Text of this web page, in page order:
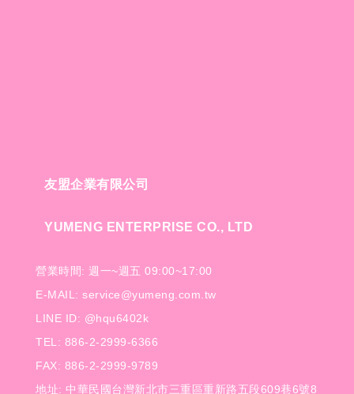
友盟企業有限公司
YUMENG ENTERPRISE CO., LTD
營業時間: 週一~週五 09:00~17:00
E-MAIL: service@yumeng.com.tw
LINE ID: @hqu6402k
TEL: 886-2-2999-6366
FAX: 886-2-2999-9789
地址: 中華民國台灣新北市三重區重新路五段609巷6號8